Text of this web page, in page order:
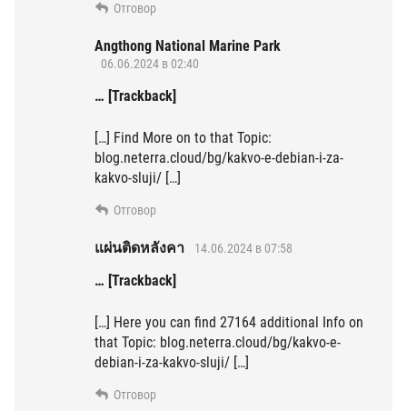
Отговор
Angthong National Marine Park
06.06.2024 в 02:40
… [Trackback]
[…] Find More on to that Topic:
blog.neterra.cloud/bg/kakvo-e-debian-i-za-
kakvo-sluji/ […]
Отговор
แผ่นติดหลังคา 14.06.2024 в 07:58
… [Trackback]
[…] Here you can find 27164 additional Info on
that Topic: blog.neterra.cloud/bg/kakvo-e-
debian-i-za-kakvo-sluji/ […]
Отговор